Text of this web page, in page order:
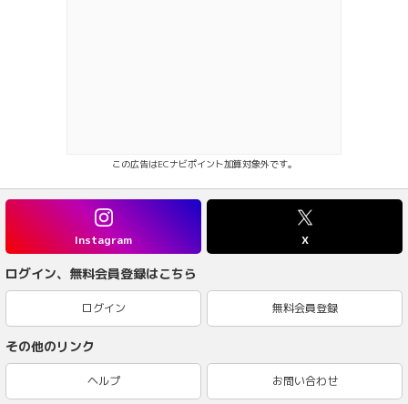
この広告はECナビポイント加算対象外です。
Instagram X
ログイン、無料会員登録はこちら
ログイン 無料会員登録
その他のリンク
ヘルプ お問い合わせ